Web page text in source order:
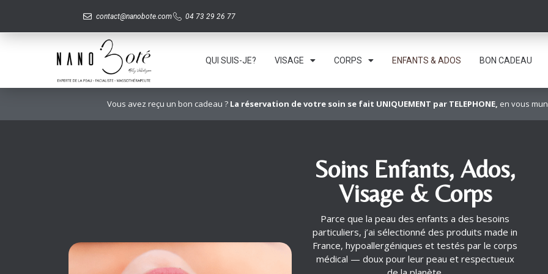
contact@nanobote.com 04 73 29 26 77
QUI SUIS-JE? VISAGE CORPS ENFANTS & ADOS BON CADEAU
Vous avez reçu un bon cadeau ? La réservation de votre soin se fait UNIQUEMENT par TELEPHONE, en vous
Soins Enfants, Ados,
Visage & Corps
Parce que la peau des enfants a des besoins
particuliers, j’ai sélectionné des produits made in
France, hypoallergéniques et testés par le corps
médical — doux pour leur peau et respectueux